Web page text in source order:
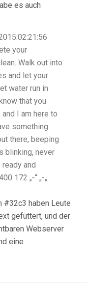
es auch
your
Walk out into
and let your
water run in
that you
I am here to
something
there, beeping
blinking, never
and
172 „-“ „-„
#32c3 haben Leute
gefüttert, und der
Webserver
eine